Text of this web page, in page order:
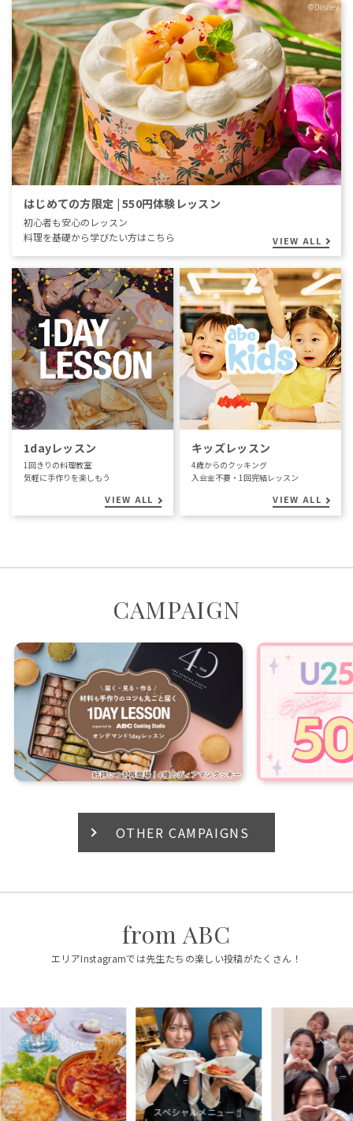
©Disney
はじめての方限定 | 550円体験レッスン
初心者も安心のレッスン
料理を基礎から学びたい方はこちら
VIEW ALL
1dayレッスン
1回きりの料理教室
気軽に手作りを楽しもう
VIEW ALL
キッズレッスン
4歳からのクッキング
入会金不要・1回完結レッスン
VIEW ALL
CAMPAIGN
OTHER CAMPAIGNS
from ABC
エリアInstagramでは先生たちの楽しい投稿がたくさん！